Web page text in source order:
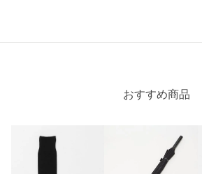
購入サイズ：L
大人の風格漂うTシャツです。
1枚でもサマになります。
おすすめ商品